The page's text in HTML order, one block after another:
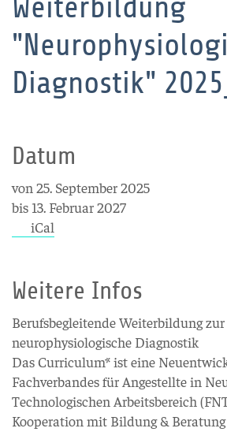
Weiterbildung
Diagnostik"
Datum
von 25. September 2025
bis 13. Februar 2027
iCal
Weitere Infos
Berufsbegleitende Weiterbildung
neurophysiologische Diagnostik
Das Curriculum* ist eine
Fachverbandes für Angestellte in
Technologischen Arbeitsbereich
Kooperation mit Bildung &